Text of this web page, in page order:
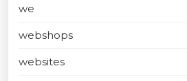
we
webshops
websites